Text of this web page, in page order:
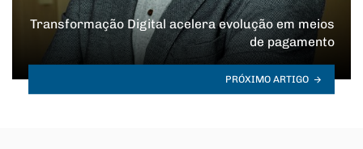
Transformação Digital acelera evolução em meios
de pagamento
PRÓXIMO ARTIGO